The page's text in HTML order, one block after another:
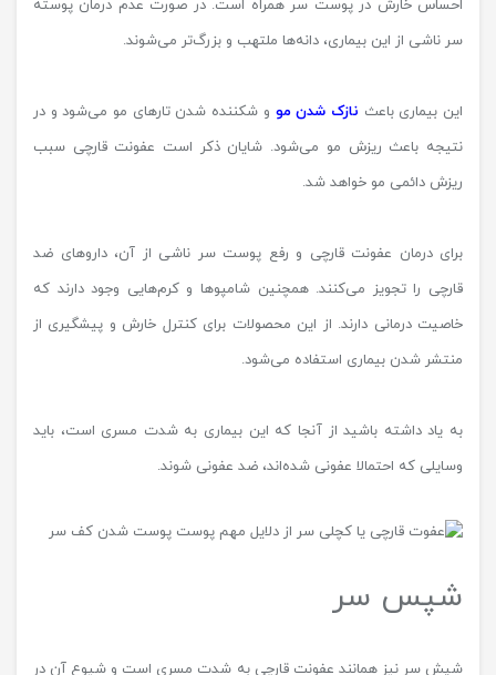
احساس خارش در پوست سر همراه است. در صورت عدم درمان پوسته
سر ناشی از این بیماری، دانه‌ها ملتهب و بزرگ‌تر می‌شوند.
این بیماری باعث نازک شدن مو و شکننده شدن تارهای مو می‌شود و در
نتیجه باعث ریزش مو می‌شود. شایان ذکر است عفونت قارچی سبب
ریزش دائمی مو خواهد شد.
برای درمان عفونت قارچی و رفع پوست سر ناشی از آن، داروهای ضد
قارچی را تجویز می‌کنند. همچنین شامپوها و کرم‌هایی وجود دارند که
خاصیت درمانی دارند. از این محصولات برای کنترل خارش و پیشگیری از
منتشر شدن بیماری استفاده می‌شود.
به یاد داشته باشید از آنجا که این بیماری به شدت مسری است، باید
وسایلی که احتمالا عفونی شده‌اند، ضد عفونی شوند.
شپس سر
شپش سر نیز همانند عفونت قارچی به شدت مسری است و شیوع آن در